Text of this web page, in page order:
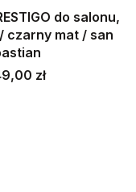
do salonu,
czarny mat / san
zł